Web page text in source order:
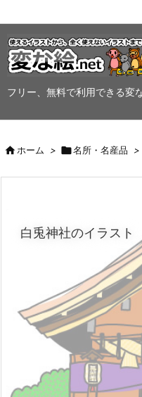
フリー、無料で利用できる変
ホーム > 名所・名産品 >
白兎神社のイラスト